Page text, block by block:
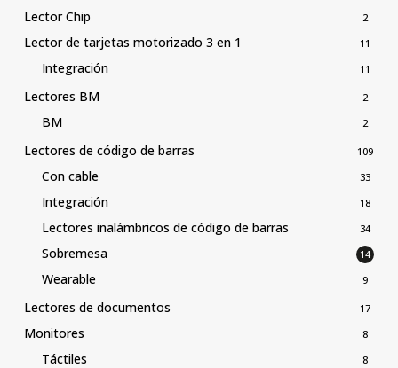
Lector Chip 2
Lector de tarjetas motorizado 3 en 1 11
Integración 11
Lectores BM 2
BM 2
Lectores de código de barras 109
Con cable 33
Integración 18
Lectores inalámbricos de código de barras 34
Sobremesa 14
Wearable 9
Lectores de documentos 17
Monitores 8
Táctiles 8